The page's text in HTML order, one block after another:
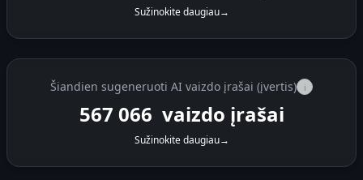
Sužinokite daugiau→
Šiandien sugeneruoti AI vaizdo įrašai (įvertis) i
567 074 vaizdo įrašai
Sužinokite daugiau→